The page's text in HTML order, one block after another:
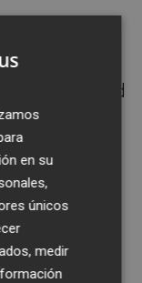
que
petición del
la Propiedad
las
que se
juzgado el
esa
ser un
ningún
puede
en su
únicos
medir